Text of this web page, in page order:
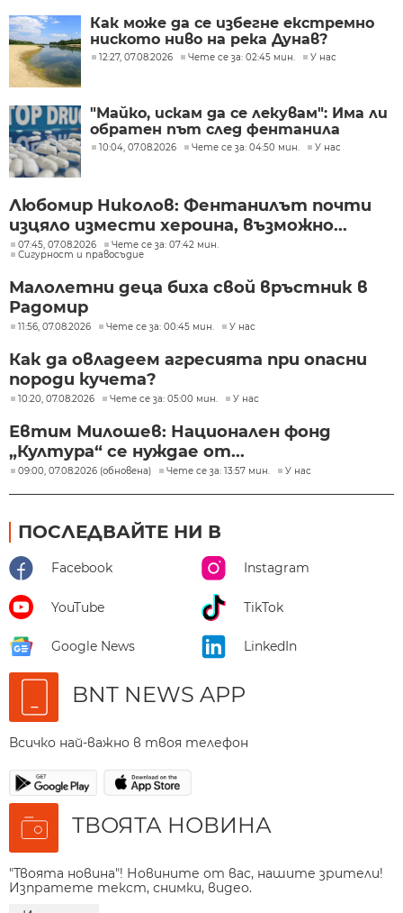
Как може да се избегне екстремно
ниското ниво на река Дунав?
12:27, 07.08.2026 Чете се за: 02:45 мин. У нас
"Майко, искам да се лекувам": Има ли
обратен път след фентанила
10:04, 07.08.2026 Чете се за: 04:50 мин. У нас
Любомир Николов: Фентанилът почти
изцяло измести хероина, възможно...
07:45, 07.08.2026
Чете се за: 07:42 мин.
Сигурност и правосъдие
Малолетни деца биха свой връстник в
Радомир
11:56, 07.08.2026 Чете се за: 00:45 мин. У нас
Как да овладеем агресията при опасни
породи кучета?
10:20, 07.08.2026 Чете се за: 05:00 мин. У нас
Евтим Милошев: Национален фонд
„Култура“ се нуждае от...
09:00, 07.08.2026 (обновена) Чете се за: 13:57 мин. У нас
ПОСЛЕДВАЙТЕ НИ В
Facebook Instagram
YouTube TikTok
Google News LinkedIn
BNT NEWS APP
Всичко най-важно в твоя телефон
ТВОЯТА НОВИНА
"Твоята новина"! Новините от вас, нашите зрители!
Изпратете текст, снимки, видео.